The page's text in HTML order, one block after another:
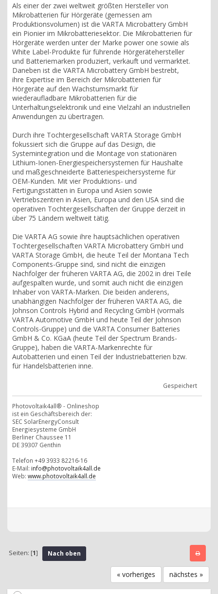
Als einer der zwei weltweit größten Hersteller von
Mikrobatterien für Hörgeräte (gemessen am
Produktionsvolumen) ist die VARTA Microbattery GmbH
ein Pionier im Mikrobatteriesektor. Die Mikrobatterien für
Hörgeräte werden unter der Marke power one sowie als
White Label-Produkte für führende Hörgerätehersteller
und Batteriemarken produziert, verkauft und vermarktet.
Daneben ist die VARTA Microbattery GmbH bestrebt,
ihre Expertise im Bereich der Mikrobatterien für
Hörgeräte auf den Wachstumsmarkt für
wiederaufladbare Mikrobatterien für die
Unterhaltungselektronik und eine Vielzahl an industriellen
Anwendungen zu übertragen.
Durch ihre Tochtergesellschaft VARTA Storage GmbH
fokussiert sich die Gruppe auf das Design, die
Systemintegration und die Montage von stationären
Lithium-Ionen-Energiespeichersystemen für Haushalte
und maßgeschneiderte Batteriespeichersysteme für
OEM-Kunden. Mit vier Produktions- und
Fertigungsstätten in Europa und Asien sowie
Vertriebszentren in Asien, Europa und den USA sind die
operativen Tochtergesellschaften der Gruppe derzeit in
über 75 Ländern weltweit tätig.
Die VARTA AG sowie ihre hauptsächlichen operativen
Tochtergesellschaften VARTA Microbattery GmbH und
VARTA Storage GmbH, die heute Teil der Montana Tech
Components-Gruppe sind, sind nicht die einzigen
Nachfolger der früheren VARTA AG, die 2002 in drei Teile
aufgespalten wurde, und somit auch nicht die einzigen
Inhaber von VARTA-Marken. Die beiden anderens,
unabhängigen Nachfolger der früheren VARTA AG, die
Johnson Controls Hybrid and Recycling GmbH (vormals
VARTA Automotive GmbH und heute Teil der Johnson
Controls-Gruppe) und die VARTA Consumer Batteries
GmbH & Co. KGaA (heute Teil der Spectrum Brands-
Gruppe), haben die VARTA-Markenrechte für
Autobatterien und einen Teil der Industriebatterien bzw.
für Handelsbatterien inne.
Gespeichert
Photovoltaik4all® - Onlineshop
ist ein Geschäftsbereich der:
SEC SolarEnergyConsult
Energiesysteme GmbH
Berliner Chaussee 11
DE 39307 Genthin
Telefon +49 3933 82216-16
E-Mail: info@photovoltaik4all.de
Web: www.photovoltaik4all.de
Seiten: [1] Nach oben
« vorheriges nächstes »